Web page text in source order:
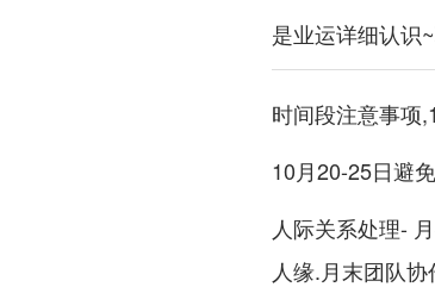
是业运详细认识
时间段注意事项
10月20-25日避
人际关系处理-
人缘.月末团队